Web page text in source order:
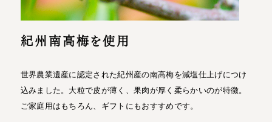
紀州南高梅を使用
世界農業遺産に認定された紀州産の南高梅を減塩仕上げにつけ
込みました。大粒で皮が薄く、果肉が厚く柔らかいのが特徴。
ご家庭用はもちろん、ギフトにもおすすめです。